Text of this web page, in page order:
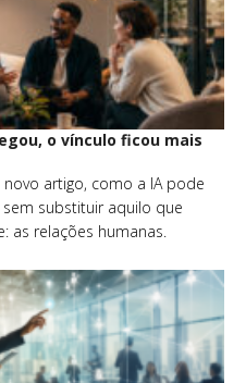
o vínculo ficou mais
novo artigo, como a IA pode
substituir aquilo que
as relações humanas.